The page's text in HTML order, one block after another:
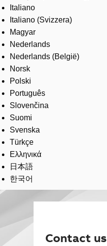
Italiano
Italiano (Svizzera)
Magyar
Nederlands
Nederlands (België)
Norsk
Polski
Português
Slovenčina
Suomi
Svenska
Türkçe
Ελληνικά
日本語
한국어
Contact us